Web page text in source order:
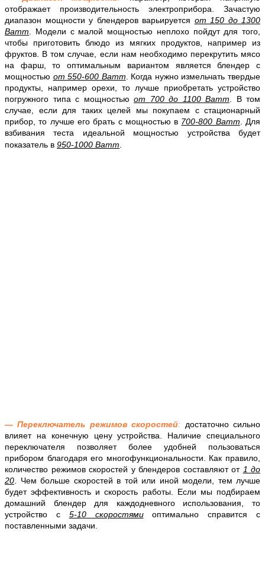
отображает производительность электроприбора. Зачастую
диапазон мощности у блендеров варьируется от 150 до 1300
Ватт. Модели с малой мощностью неплохо пойдут для того,
чтобы приготовить блюдо из мягких продуктов, например из
фруктов. В том случае, если нам необходимо перекрутить мясо
на фарш, то оптимальным вариантом является блендер с
мощностью от 550-600 Ватт. Когда нужно измельчать твердые
продукты, например орехи, то лучше приобретать устройство
погружного типа с мощностью от 700 до 1100 Ватт. В том
случае, если для таких целей мы покупаем с стационарный
прибор, то лучше его брать с мощностью в 700-800 Ватт. Для
взбивания теста идеальной мощностью устройства будет
показатель в 950-1000 Ватт.
— Переключатель режимов скоростей: достаточно сильно
влияет на конечную цену устройства. Наличие специального
переключателя позволяет более удобней пользоваться
прибором благодаря его многофункциональности. Как правило,
количество режимов скоростей у блендеров составляют от 1 до
20. Чем больше скоростей в той или иной модели, тем лучше
будет эффективность и скорость работы. Если мы подбираем
домашний блендер для каждодневного использования, то
устройство с 5-10 скоростямиоптимально справится с
поставленными задачи.